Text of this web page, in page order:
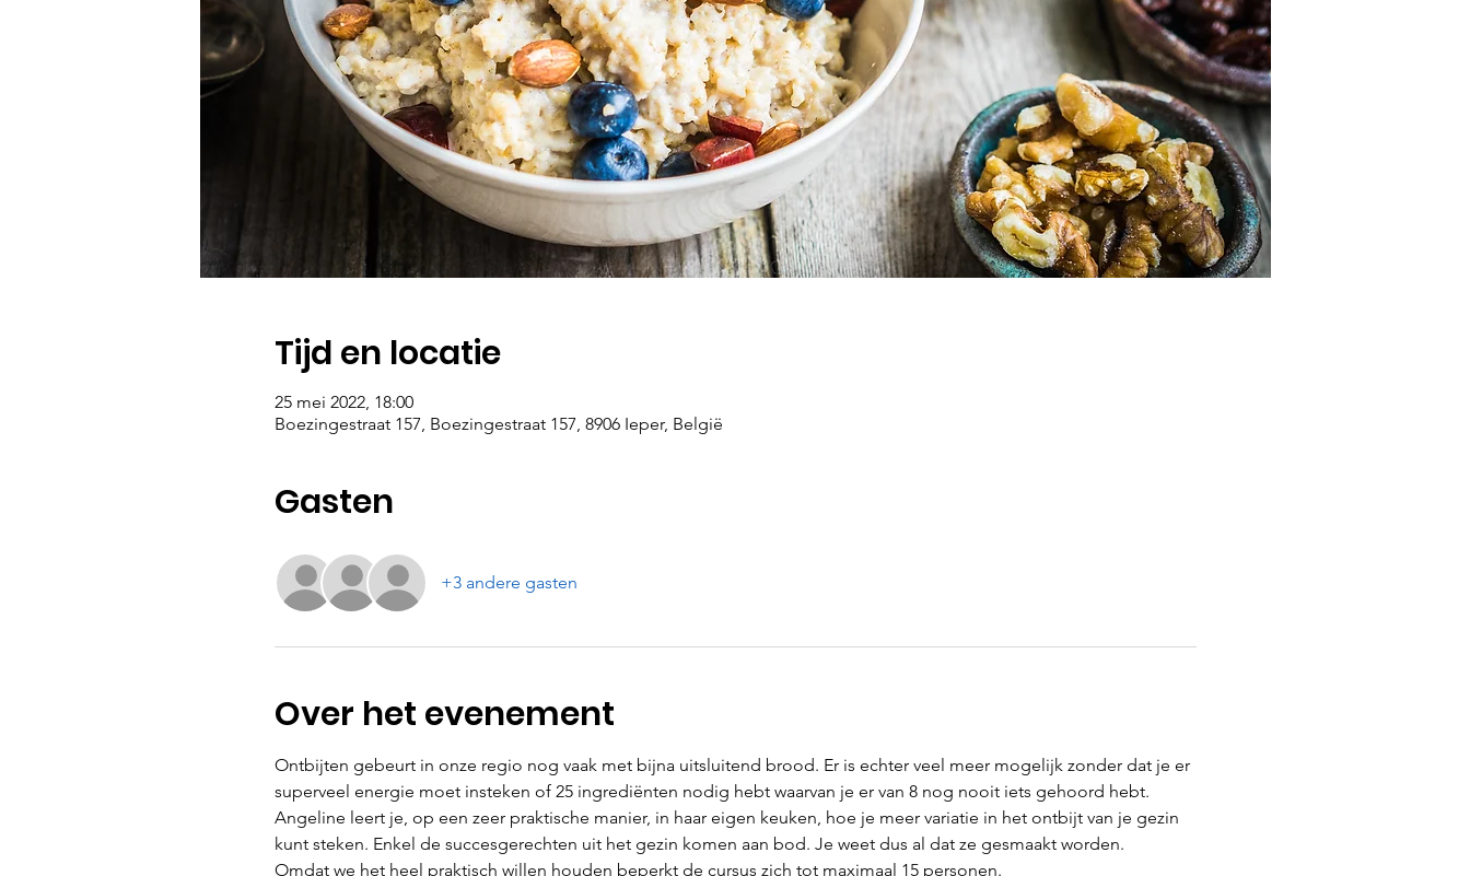
Tijd en locatie
25 mei 2022, 18:00
Boezingestraat 157, Boezingestraat 157, 8906 Ieper, België
Gasten
+3 andere gasten
Over het evenement
Ontbijten gebeurt in onze regio nog vaak met bijna uitsluitend brood. Er is echter veel meer mogelijk zonder dat je er
superveel energie moet insteken of 25 ingrediënten nodig hebt waarvan je er van 8 nog nooit iets gehoord hebt.
Angeline leert je, op een zeer praktische manier, in haar eigen keuken, hoe je meer variatie in het ontbijt van je gezin
kunt steken. Enkel de succesgerechten uit het gezin komen aan bod. Je weet dus al dat ze gesmaakt worden.
Omdat we het heel praktisch willen houden beperkt de cursus zich tot maximaal 15 personen.